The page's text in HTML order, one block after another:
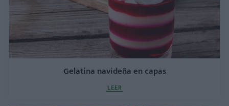
Gelatina navideña en capas
LEER